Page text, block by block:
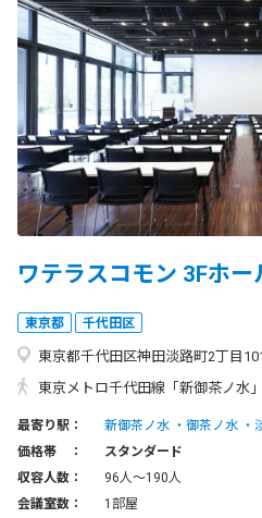
ワテラスコモン 3Fホー
東京都 千代田区
東京都千代田区神田淡路町2丁目
東京メトロ千代田線「新御茶ノ水」駅 徒歩約2分、JR「御茶ノ水
最寄り駅： 新御茶ノ水 御茶ノ水
価格帯 ：
スタンダード
収容人数：
96人〜190人
会議室数：
1部屋